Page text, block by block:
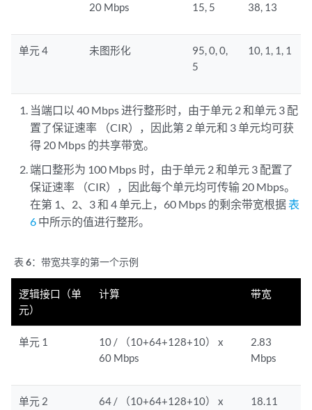
20 Mbps
15, 5
38, 13
单元 4 未图形化
95, 0, 0,
5
10, 1, 1, 1
当端口以 40 Mbps 进行整形时，由于单元 2 和单元 3 配
置了保证速率 （CIR），因此第 2 单元和 3 单元均可获
得 20 Mbps 的共享带宽。
端口整形为 100 Mbps 时，由于单元 2 和单元 3 配置了
保证速率 （CIR），因此每个单元均可传输 20 Mbps。
在第 1、2、3 和 4 单元上，60 Mbps 的剩余带宽根据表
6 中所示的值进行整形。
表 6： 带宽共享的第一个示例
逻辑接口（单
元）
计算 带宽
单元 1
10 / （10+64+128+10） x
60 Mbps
2.83
Mbps
单元 2
64 / （10+64+128+10） x
18.11